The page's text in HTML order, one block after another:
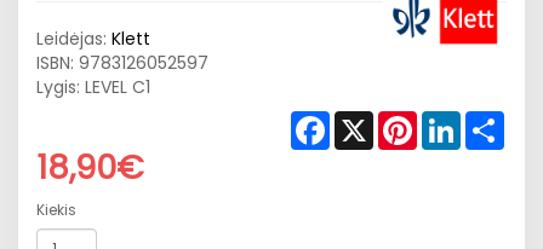
Leidėjas: Klett
ISBN: 9783126052597
Lygis: LEVEL C1
Facebook
X PinterestLinkedIn
18,90€
Kiekis